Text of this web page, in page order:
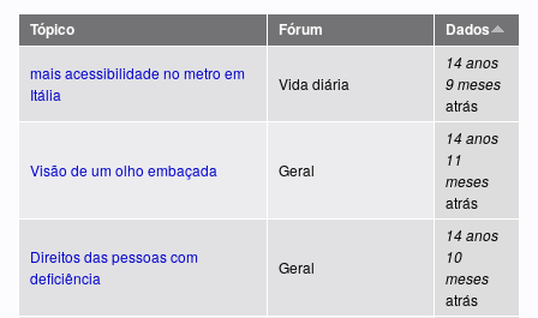
Tópico Fórum Dados
mais acessibilidade no metro em
Itália
Vida diária
14 anos
9 meses
atrás
Visão de um olho embaçada Geral
14 anos
11
meses
atrás
Direitos das pessoas com
deficiência
Geral
14 anos
10
meses
atrás